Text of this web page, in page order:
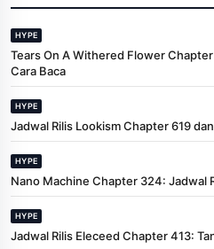
HYPE
Tears On A Withered Flower Chapter
Cara Baca
HYPE
Jadwal Rilis Lookism Chapter 619
HYPE
Nano Machine Chapter 324: Jadwal
HYPE
Jadwal Rilis Eleceed Chapter 413: